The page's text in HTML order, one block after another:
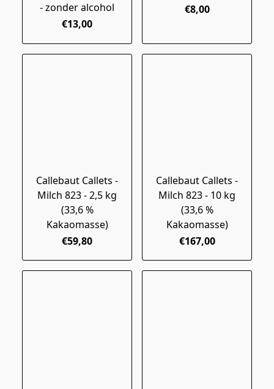
- zonder alcohol
€13,00
€8,00
Callebaut Callets -
Milch 823 - 2,5 kg
(33,6 %
Kakaomasse)
€59,80
Callebaut Callets -
Milch 823 - 10 kg
(33,6 %
Kakaomasse)
€167,00